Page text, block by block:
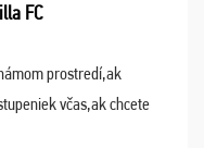
FC
prostredí,ak
včas,ak chcete